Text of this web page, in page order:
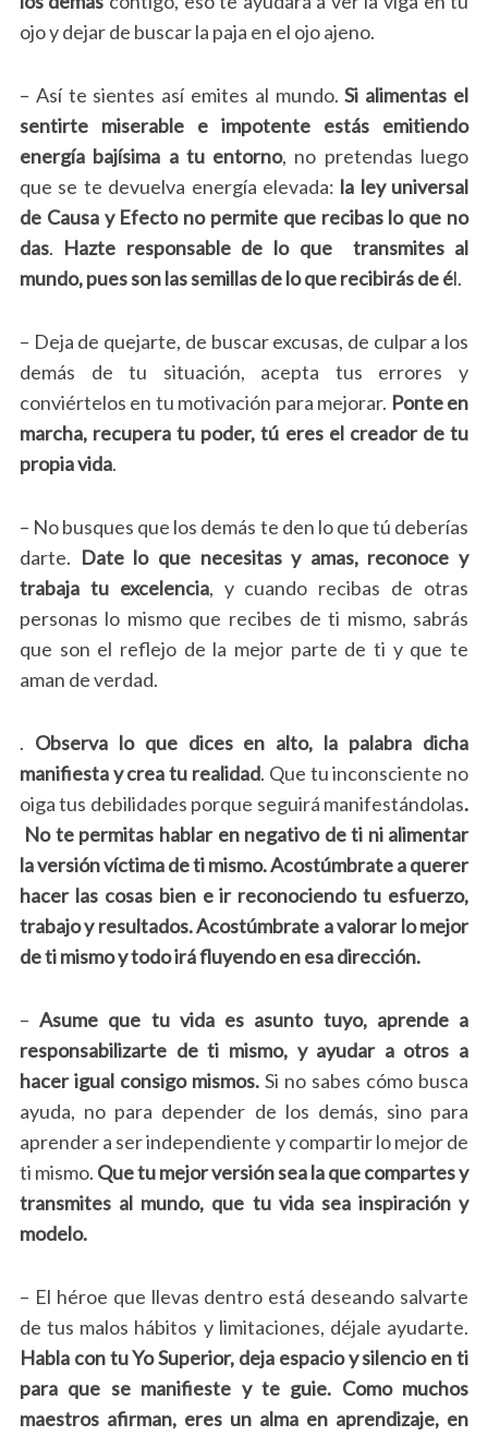
ojo y dejar de buscar la paja en el ojo ajeno.
– Así te sientes así emites al mundo. Si alimentas el
sentirte miserable e impotente estás emitiendo
energía bajísima a tu entorno, no pretendas luego
que se te devuelva energía elevada: la ley universal
de Causa y Efecto no permite que recibas lo que no
das. Hazte responsable de lo que transmites al
mundo, pues son las semillas de lo que recibirás de él.
– Deja de quejarte, de buscar excusas, de culpar a los
demás de tu situación, acepta tus errores y
conviértelos en tu motivación para mejorar. Ponte en
marcha, recupera tu poder, tú eres el creador de tu
propia vida.
– No busques que los demás te den lo que tú deberías
darte. Date lo que necesitas y amas, reconoce y
trabaja tu excelencia, y cuando recibas de otras
personas lo mismo que recibes de ti mismo, sabrás
que son el reflejo de la mejor parte de ti y que te
aman de verdad.
. Observa lo que dices en alto, la palabra dicha
manifiesta y crea tu realidad. Que tu inconsciente no
oiga tus debilidades porque seguirá manifestándolas.
No te permitas hablar en negativo de ti ni alimentar
la versión víctima de ti mismo. Acostúmbrate a querer
hacer las cosas bien e ir reconociendo tu esfuerzo,
trabajo y resultados. Acostúmbrate a valorar lo mejor
de ti mismo y todo irá fluyendo en esa dirección.
–Asume que tu vida es asunto tuyo, aprende a
responsabilizarte de ti mismo, y ayudar a otros a
hacer igual consigo mismos. Si no sabes cómo busca
ayuda, no para depender de los demás, sino para
aprender a ser independiente y compartir lo mejor de
ti mismo. Que tu mejor versión sea la que compartes y
transmites al mundo, que tu vida sea inspiración y
modelo.
– El héroe que llevas dentro está deseando salvarte
de tus malos hábitos y limitaciones, déjale ayudarte.
Habla con tu Yo Superior, deja espacio y silencio en ti
para que se manifieste y te guie. Como muchos
maestros afirman, eres un alma en aprendizaje, en